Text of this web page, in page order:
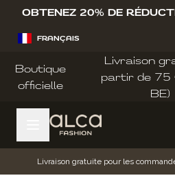
Allez au contenu
OBTENEZ 20% DE
Boutique
officielle
Livraison
partir de 75
BE)
FRANÇAIS
Livraison gratuite pour les